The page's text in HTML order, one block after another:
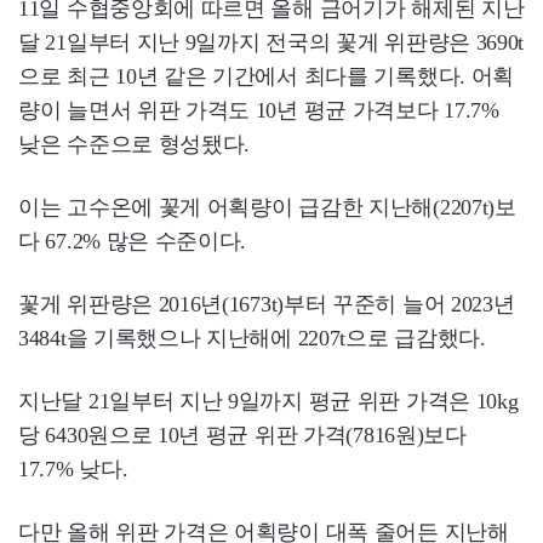
11일 수협중앙회에 따르면 올해 금어기가 해제된 지난
달 21일부터 지난 9일까지 전국의 꽃게 위판량은 3690t
으로 최근 10년 같은 기간에서 최다를 기록했다. 어획
량이 늘면서 위판 가격도 10년 평균 가격보다 17.7%
낮은 수준으로 형성됐다.
이는 고수온에 꽃게 어획량이 급감한 지난해(2207t)보
다 67.2% 많은 수준이다.
꽃게 위판량은 2016년(1673t)부터 꾸준히 늘어 2023년
3484t을 기록했으나 지난해에 2207t으로 급감했다.
지난달 21일부터 지난 9일까지 평균 위판 가격은 10kg
당 6430원으로 10년 평균 위판 가격(7816원)보다
17.7% 낮다.
다만 올해 위판 가격은 어획량이 대폭 줄어든 지난해